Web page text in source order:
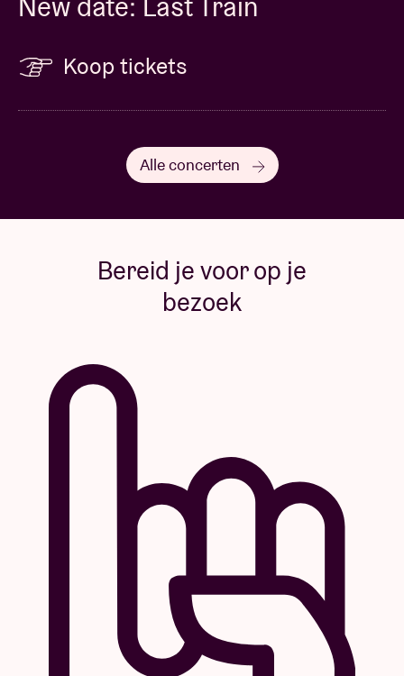
New date: Last Train
Koop tickets
Alle concerten
Bereid je voor op je
bezoek